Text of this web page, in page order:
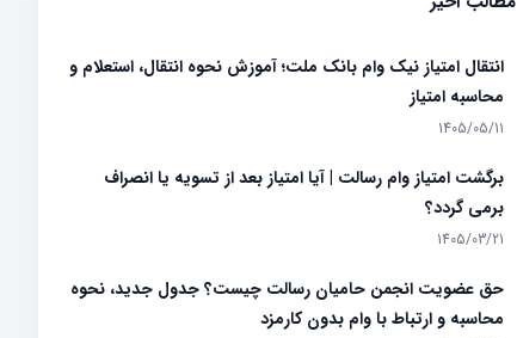
انتقال امتیاز نیک وام بانک ملت؛ آموزش نحوه انتقال، استعلام و
محاسبه امتیاز
1405/05/11
برگشت امتیاز وام رسالت | آیا امتیاز بعد از تسویه یا انصراف
برمی گردد؟
1405/03/21
حق عضویت انجمن حامیان رسالت چیست؟ جدول جدید، نحوه
محاسبه و ارتباط با وام بدون کارمزد